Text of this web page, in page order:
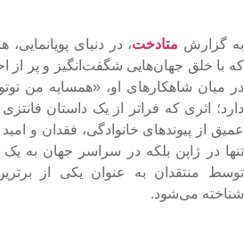
گزارش متادخت، در دنیای پویانمایی،
با خلق جهان‌هایی شگفت‌انگیز و پر
اثری که فراتر از یک داستان
از پیوندهای خانوادگی، فقدان و
در ژاپن بلکه در سراسر جهان به
منتقدان به عنوان یکی از
می‌شود.